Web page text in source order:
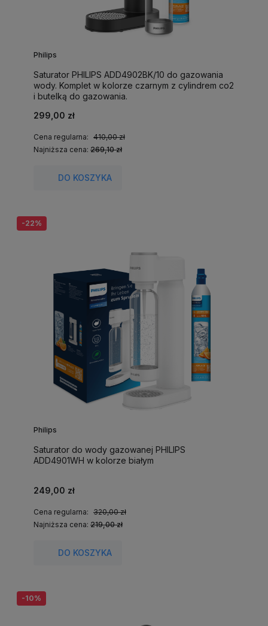
Philips
Saturator PHILIPS ADD4902BK/10 do gazowania
wody. Komplet w kolorze czarnym z cylindrem co2
i butelką do gazowania.
299,00 zł
Cena regularna: 410,00 zł
Najniższa cena: 269,10 zł
DO KOSZYKA
Philips
Saturator do wody gazowanej PHILIPS
ADD4901WH w kolorze białym
249,00 zł
Cena regularna: 320,00 zł
Najniższa cena: 219,00 zł
DO KOSZYKA
-22%
-10%